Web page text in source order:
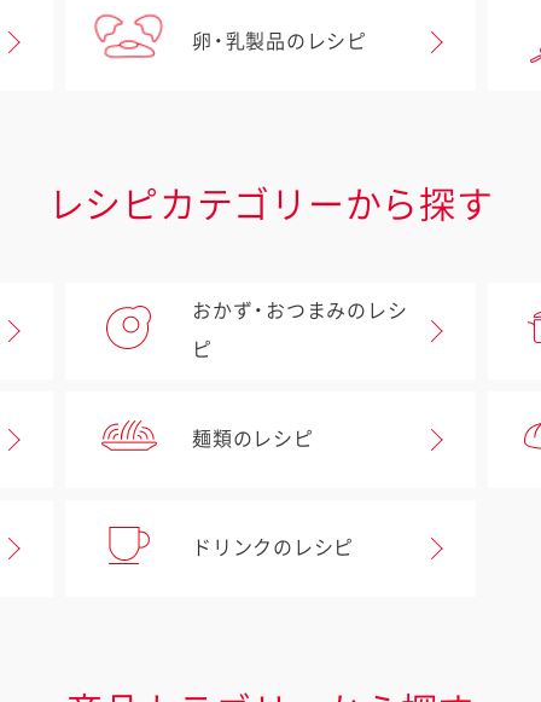
卵・乳製品のレシピ
レシピカテゴリーから探す
おかず・おつまみのレシ
ピ
麺類のレシピ
ドリンクのレシピ